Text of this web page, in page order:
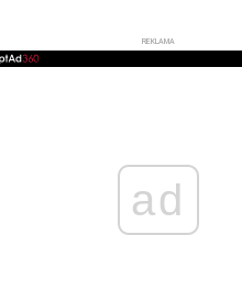
REKLAMA
ad